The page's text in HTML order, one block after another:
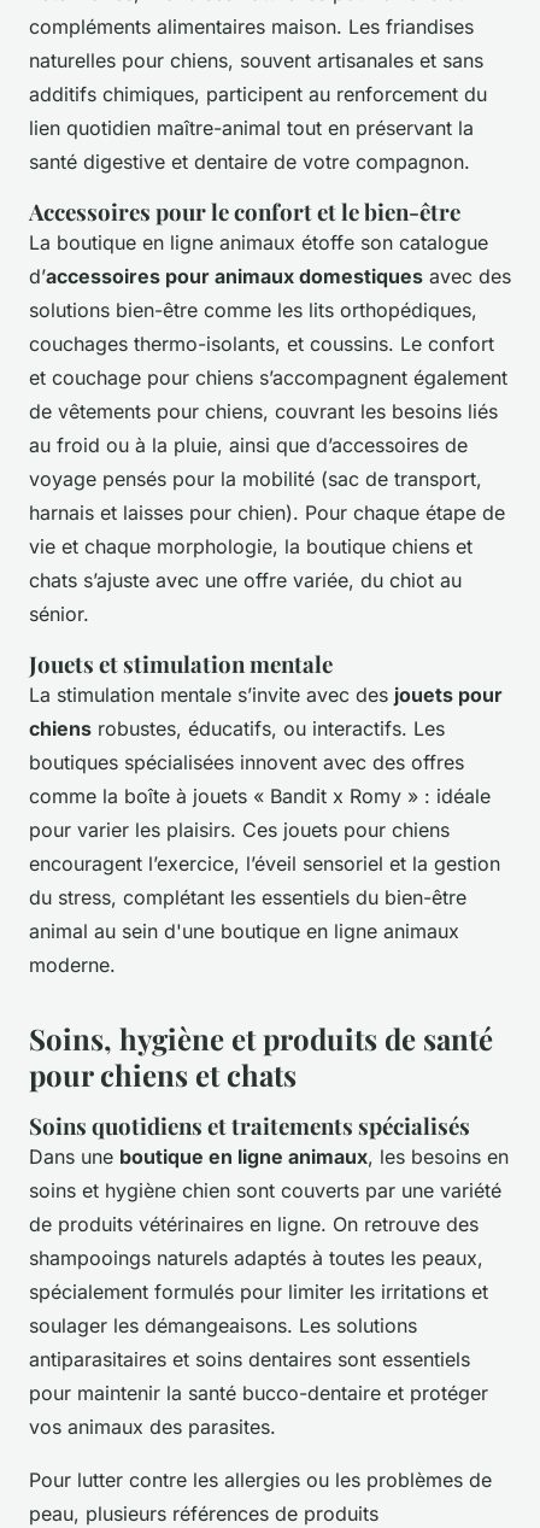
compléments alimentaires maison. Les friandises
naturelles pour chiens, souvent artisanales et sans
additifs chimiques, participent au renforcement du
lien quotidien maître-animal tout en préservant la
santé digestive et dentaire de votre compagnon.
Accessoires pour le confort et le bien-être
La boutique en ligne animaux étoffe son catalogue
d’accessoires pour animaux domestiques avec des
solutions bien-être comme les lits orthopédiques,
couchages thermo-isolants, et coussins. Le confort
et couchage pour chiens s’accompagnent également
de vêtements pour chiens, couvrant les besoins liés
au froid ou à la pluie, ainsi que d’accessoires de
voyage pensés pour la mobilité (sac de transport,
harnais et laisses pour chien). Pour chaque étape de
vie et chaque morphologie, la boutique chiens et
chats s’ajuste avec une offre variée, du chiot au
sénior.
Jouets et stimulation mentale
La stimulation mentale s’invite avec des jouets pour
chiens robustes, éducatifs, ou interactifs. Les
boutiques spécialisées innovent avec des offres
comme la boîte à jouets « Bandit x Romy » : idéale
pour varier les plaisirs. Ces jouets pour chiens
encouragent l’exercice, l’éveil sensoriel et la gestion
du stress, complétant les essentiels du bien-être
animal au sein d'une boutique en ligne animaux
moderne.
Soins, hygiène et produits de santé
pour chiens et chats
Soins quotidiens et traitements spécialisés
Dans une boutique en ligne animaux, les besoins en
soins et hygiène chien sont couverts par une variété
de produits vétérinaires en ligne. On retrouve des
shampooings naturels adaptés à toutes les peaux,
spécialement formulés pour limiter les irritations et
soulager les démangeaisons. Les solutions
antiparasitaires et soins dentaires sont essentiels
pour maintenir la santé bucco-dentaire et protéger
vos animaux des parasites.
Pour lutter contre les allergies ou les problèmes de
peau, plusieurs références de produits